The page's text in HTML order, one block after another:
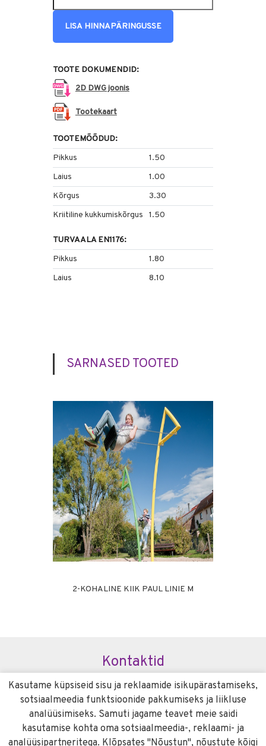
LISA HINNAPÄRINGUSSE
TOOTE DOKUMENDID:
2D DWG joonis
Tootekaart
TOOTEMÕÕDUD:
Pikkus
1.50
Laius
1.00
Kõrgus
3.30
Kriitiline kukkumiskõrgus
1.50
TURVAALA EN1176:
Pikkus
1.80
Laius
8.10
SARNASED TOOTED
2-KOHALINE KIIK PAUL LINIE M
Kontaktid
Telefon: +372 56 948 365
E-post: info@atix.ee
Tööaeg: E-R 08:30 - 17:00
Soovitame
Kasutame küpsiseid sisu ja reklaamide isikupärastamiseks,
sotsiaalmeedia funktsioonide pakkumiseks ja liikluse
analüüsimiseks. Samuti jagame teavet meie saidi
kasutamise kohta oma sotsiaalmeedia-, reklaami- ja
analüüsipartneritega. Klõpsates "Nõustun", nõustute kõigi